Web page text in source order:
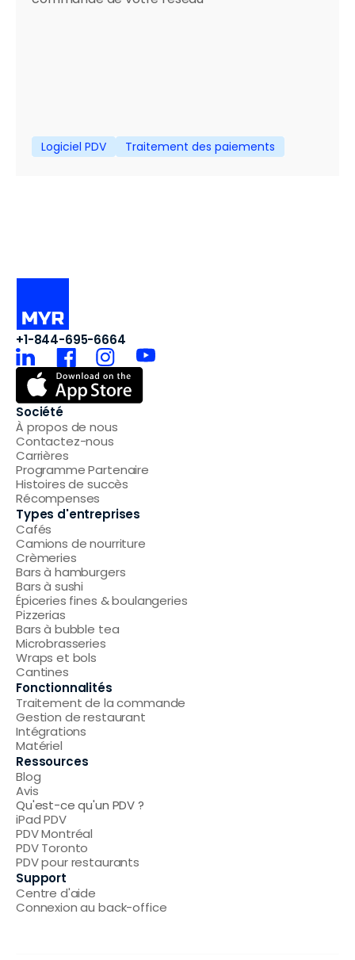
Logiciel PDV Traitement des paiements
+1-844-695-6664
Société
À propos de nous
Contactez-nous
Carrières
Programme Partenaire
Histoires de succès
Récompenses
Types d'entreprises
Cafés
Camions de nourriture
Crèmeries
Bars à hamburgers
Bars à sushi
Épiceries fines & boulangeries
Pizzerias
Bars à bubble tea
Microbrasseries
Wraps et bols
Cantines
Fonctionnalités
Traitement de la commande
Gestion de restaurant
Intégrations
Matériel
Ressources
Blog
Avis
Qu'est-ce qu'un PDV ?
iPad PDV
PDV Montréal
PDV Toronto
PDV pour restaurants
Support
Centre d'aide
Connexion au back-office